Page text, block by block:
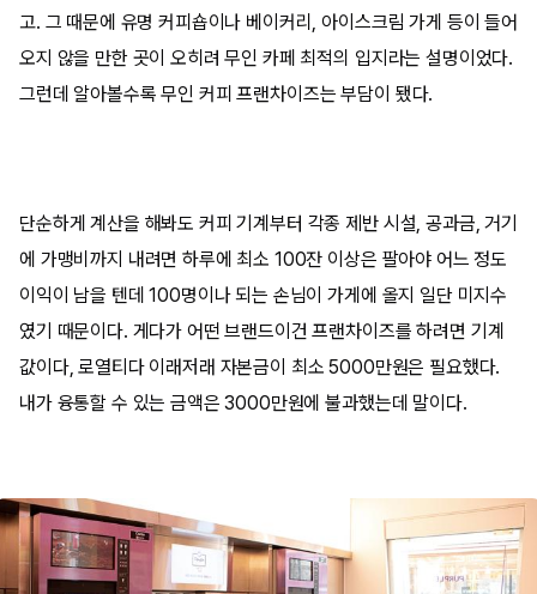
고. 그 때문에 유명 커피숍이나 베이커리, 아이스크림 가게 등이 들어
오지 않을 만한 곳이 오히려 무인 카페 최적의 입지라는 설명이었다.
그런데 알아볼수록 무인 커피 프랜차이즈는 부담이 됐다.
단순하게 계산을 해봐도 커피 기계부터 각종 제반 시설, 공과금, 거기
에 가맹비까지 내려면 하루에 최소 100잔 이상은 팔아야 어느 정도
이익이 남을 텐데 100명이나 되는 손님이 가게에 올지 일단 미지수
였기 때문이다. 게다가 어떤 브랜드이건 프랜차이즈를 하려면 기계
값이다, 로열티다 이래저래 자본금이 최소 5000만원은 필요했다.
내가 융통할 수 있는 금액은 3000만원에 불과했는데 말이다.